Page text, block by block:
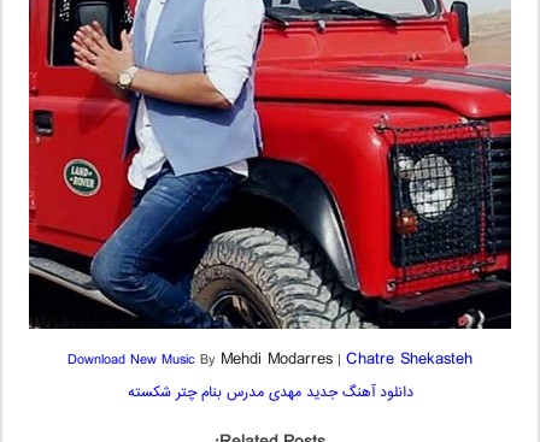
Download New MusicBy Mehdi Modarres | Chatre Shekasteh
دانلود آهنگ جدید مهدی مدرس بنام چتر شکسته